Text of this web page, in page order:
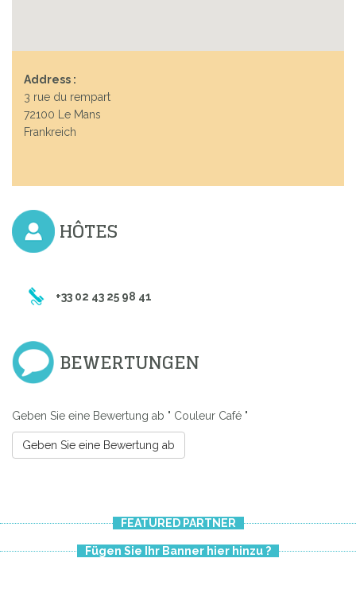
Address :
3 rue du rempart
72100 Le Mans
Frankreich
HÔTES
+33 02 43 25 98 41
BEWERTUNGEN
Geben Sie eine Bewertung ab " Couleur Café "
Geben Sie eine Bewertung ab
FEATURED PARTNER
Fügen Sie Ihr Banner hier hinzu ?